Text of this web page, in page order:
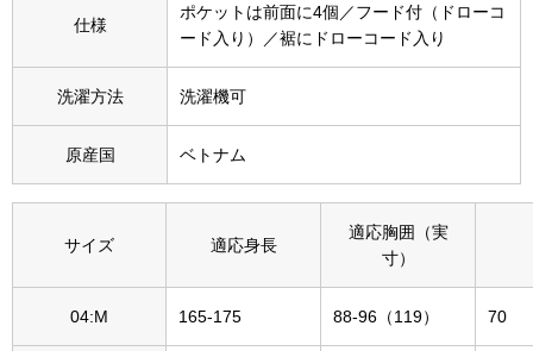
ク
その他
ウオッチ
ネックレス
ブレスレット
仕様
ポケットは前面に4個／フード付（ドローコ
ード入り）／裾にドローコード入り
洗濯方法 洗濯機可
原産国 ベトナム
サイズ 適応身長
適応胸囲（実
寸）
04:M 165-175 88-96（119） 70